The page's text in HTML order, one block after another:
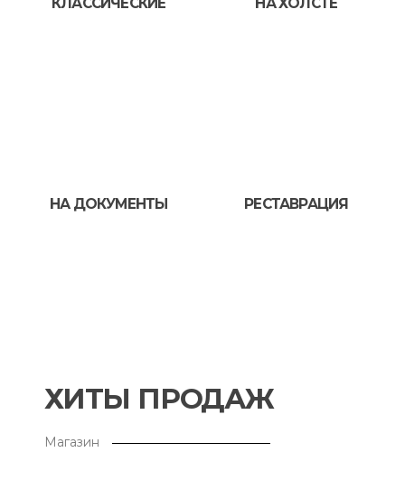
НА ДОКУМЕНТЫ РЕСТАВРАЦИЯ
ХИТЫ ПРОДАЖ
Магазин